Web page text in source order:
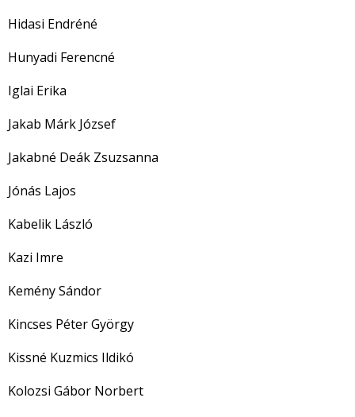
Hidasi Endréné
Hunyadi Ferencné
Iglai Erika
Jakab Márk József
Jakabné Deák Zsuzsanna
Jónás Lajos
Kabelik László
Kazi Imre
Kemény Sándor
Kincses Péter György
Kissné Kuzmics Ildikó
Kolozsi Gábor Norbert